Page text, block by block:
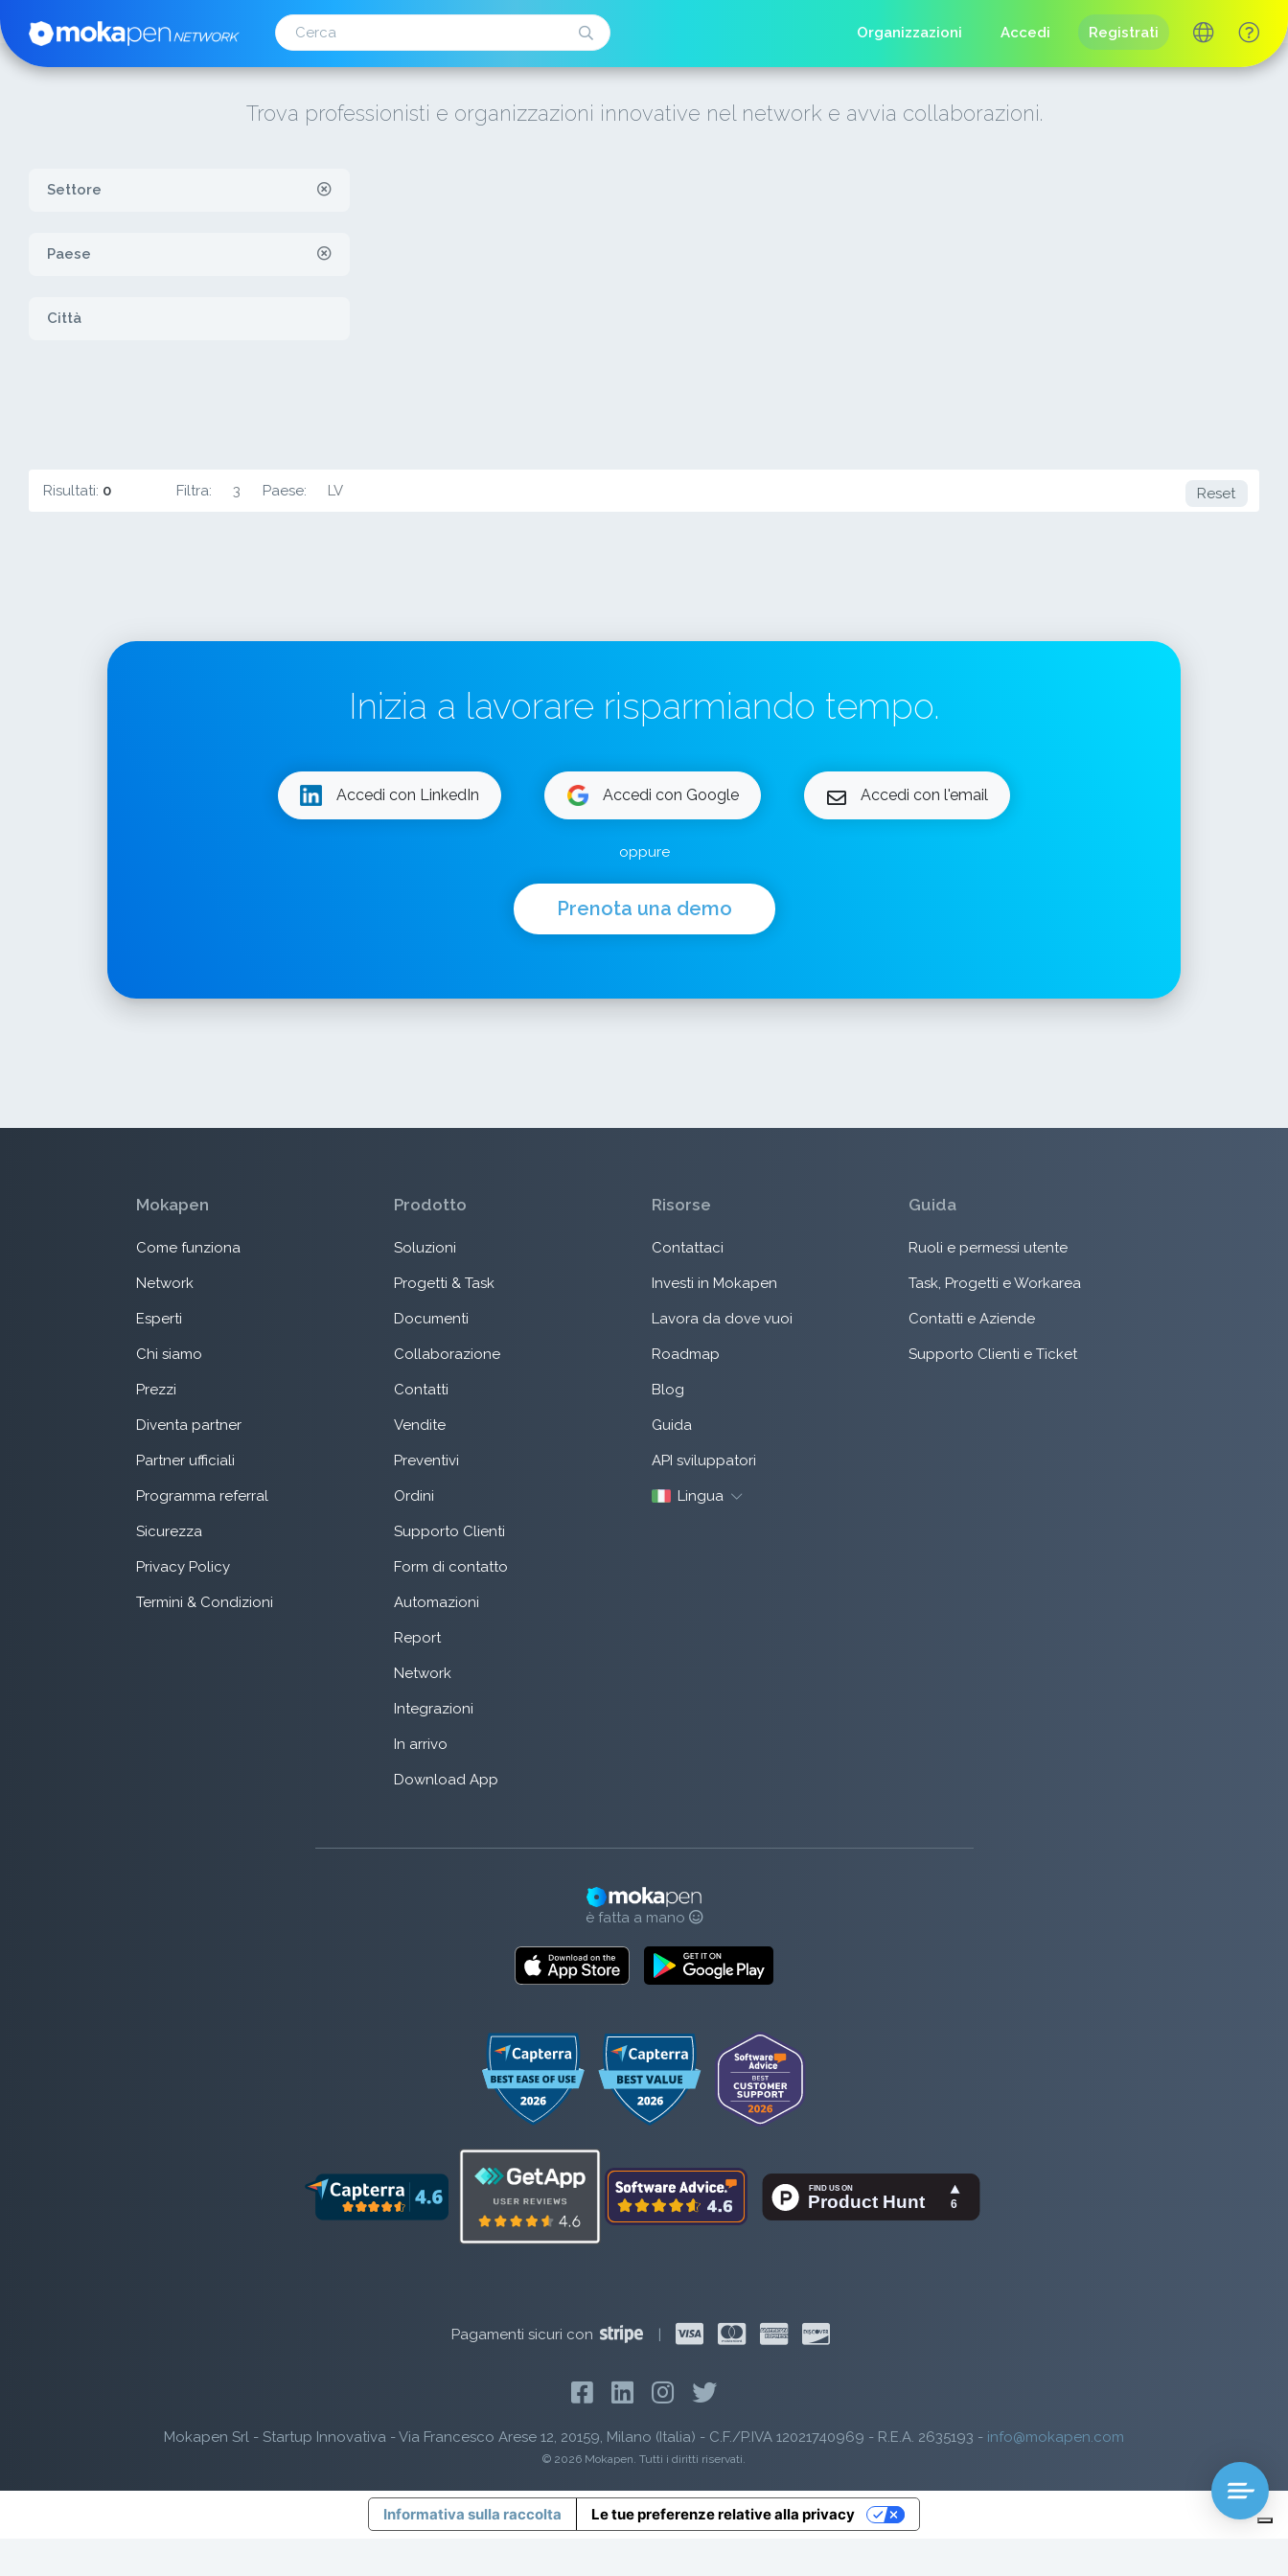
Organizzazioni Accedi Registrati
Trova professionisti e organizzazioni innovative nel network e avvia collaborazioni.
Settore
Paese
Città
Risultati: 0 Filtra: 3 Paese: LV Reset
Inizia a lavorare risparmiando tempo.
Accedi con LinkedIn Accedi con Google Accedi con l'email
oppure
Prenota una demo
Mokapen
Come funziona
Network
Esperti
Chi siamo
Prezzi
Diventa partner
Partner ufficiali
Programma referral
Sicurezza
Privacy Policy
Termini & Condizioni
Prodotto
Soluzioni
Progetti & Task
Documenti
Collaborazione
Contatti
Vendite
Preventivi
Ordini
Supporto Clienti
Form di contatto
Automazioni
Report
Network
Integrazioni
In arrivo
Download App
Risorse
Contattaci
Investi in Mokapen
Lavora da dove vuoi
Roadmap
Blog
Guida
API sviluppatori
Lingua
Guida
Ruoli e permessi utente
Task, Progetti e Workarea
Contatti e Aziende
Supporto Clienti e Ticket
è fatta a mano
Pagamenti sicuri con |
Mokapen Srl - Startup Innovativa - Via Francesco Arese 12, 20159, Milano (Italia) - C.F./P.IVA 12021740969 - R.E.A. 2635193 - info@mokapen.com
© 2026 Mokapen. Tutti i diritti riservati.
Informativa sulla raccolta Le tue preferenze relative alla privacy